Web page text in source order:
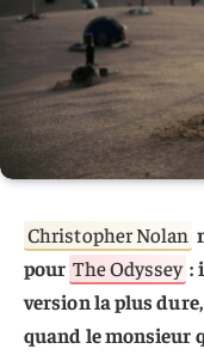
Christopher Nolan
pour The Odyssey :
version la plus
quand le monsieur